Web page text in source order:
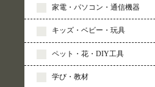
家電・パソコン・通信機器
キッズ・ベビー・玩具
ペット・花・DIY工具
学び・教材